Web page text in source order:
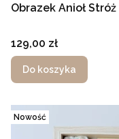
Obrazek Anioł
Cena
129,00 zł
Do koszyka
Nowość